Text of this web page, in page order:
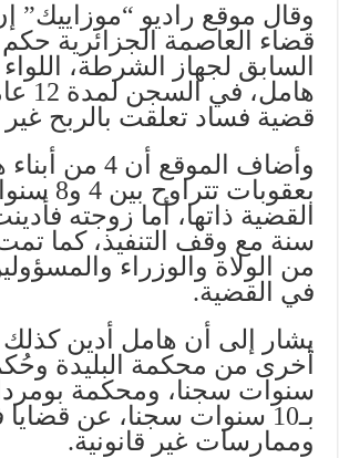
وقال موقع راديو
قضاء العاصمة الجزائرية حكم
السابق لجهاز الشرطة،
هامل،
قضية فساد تعلقت بالربح
وأضاف الموقع أن
بعقوبات
القضية ذاتها، أما زوجته
سنة مع وقف التنفيذ، كما
من الولاة والوزراء
في القضية.
يشار إلى أن هامل أدين
أخرى من محكمة البليدة
سنوات سجنا، ومحكمة
بـ10 سنوات سجنا، عن
وممارسات غير قانونية.